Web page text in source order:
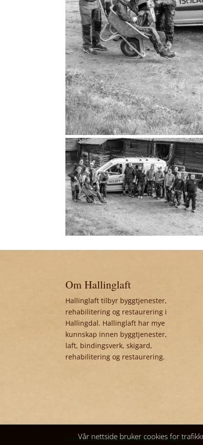
Om Hallinglaft
Hallinglaft tilbyr byggtjenester,
rehabilitering og restaurering i
Hallingdal. Hallinglaft har mye
kunnskap innen byggtjenester,
laft, bindingsverk, skigard,
rehabilitering og restaurering.
Powered byOptima Media|Logg inn
Vår nettside bruker cookies for